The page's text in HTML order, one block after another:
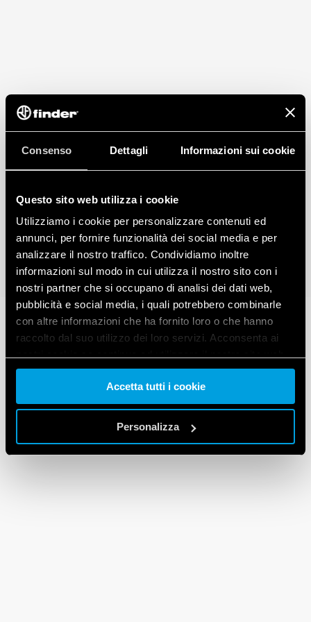
Consenso Dettagli Informazioni sui cookie
Questo sito web utilizza i cookie
Utilizziamo i cookie per personalizzare contenuti ed
annunci, per fornire funzionalità dei social media e per
analizzare il nostro traffico. Condividiamo inoltre
informazioni sul modo in cui utilizza il nostro sito con i
nostri partner che si occupano di analisi dei dati web,
pubblicità e social media, i quali potrebbero combinarle
con altre informazioni che ha fornito loro o che hanno
raccolto dal suo utilizzo dei loro servizi. Acconsenta ai
Vai alla Cookie Policy complet a
Accetta tutti i cookie
Personalizza